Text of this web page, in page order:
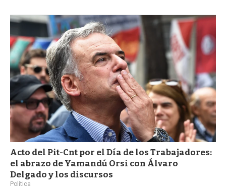
Acto del Pit-Cnt por el Día de los Trabajadores:
el abrazo de Yamandú Orsi con Álvaro
Delgado y los discursos
Política